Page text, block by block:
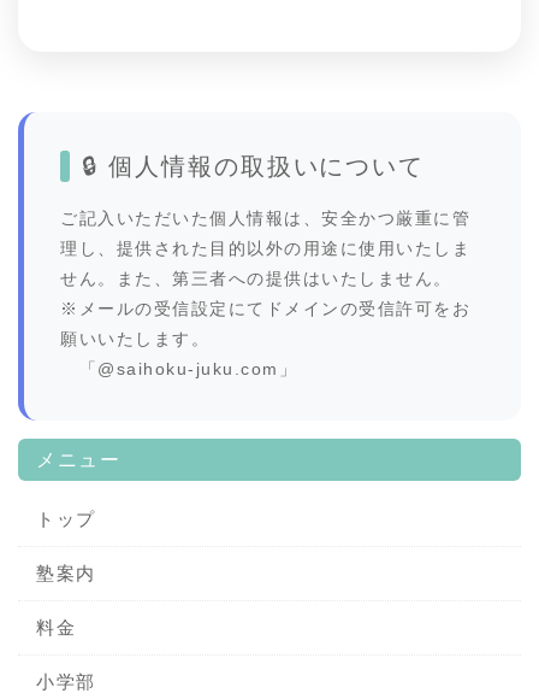
🔒 個人情報の取扱いについて
ご記入いただいた個人情報は、安全かつ厳重に管
理し、提供された目的以外の用途に使用いたしま
せん。また、第三者への提供はいたしません。
※メールの受信設定にてドメインの受信許可をお
願いいたします。
「@saihoku-juku.com」
メニュー
トップ
塾案内
料金
小学部